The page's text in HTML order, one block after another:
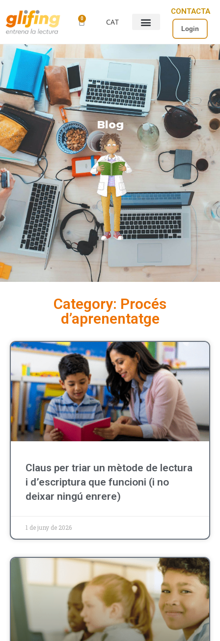
0 CAT
CONTACTA
Login
Blog
Category: Procés
d’aprenentatge
Claus per triar un mètode de lectura
i d’escriptura que funcioni (i no
deixar ningú enrere)
1 de juny de 2026